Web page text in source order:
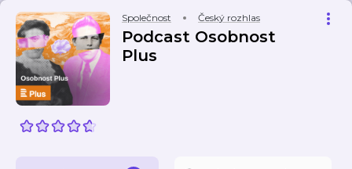
Společnost Český rozhlas
Podcast Osobnost
Plus